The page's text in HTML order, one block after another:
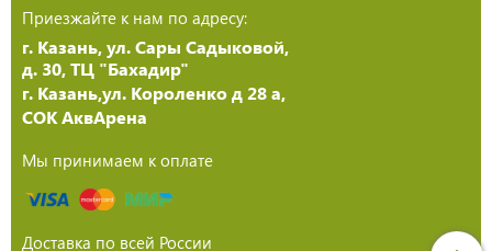
Приезжайте к нам по адресу:
г. Казань, ул. Сары Садыковой,
д. 30, ТЦ "Бахадир"
г. Казань,ул. Короленко д 28 а,
СОК АквАрена
Мы принимаем к оплате
Доставка по всей России